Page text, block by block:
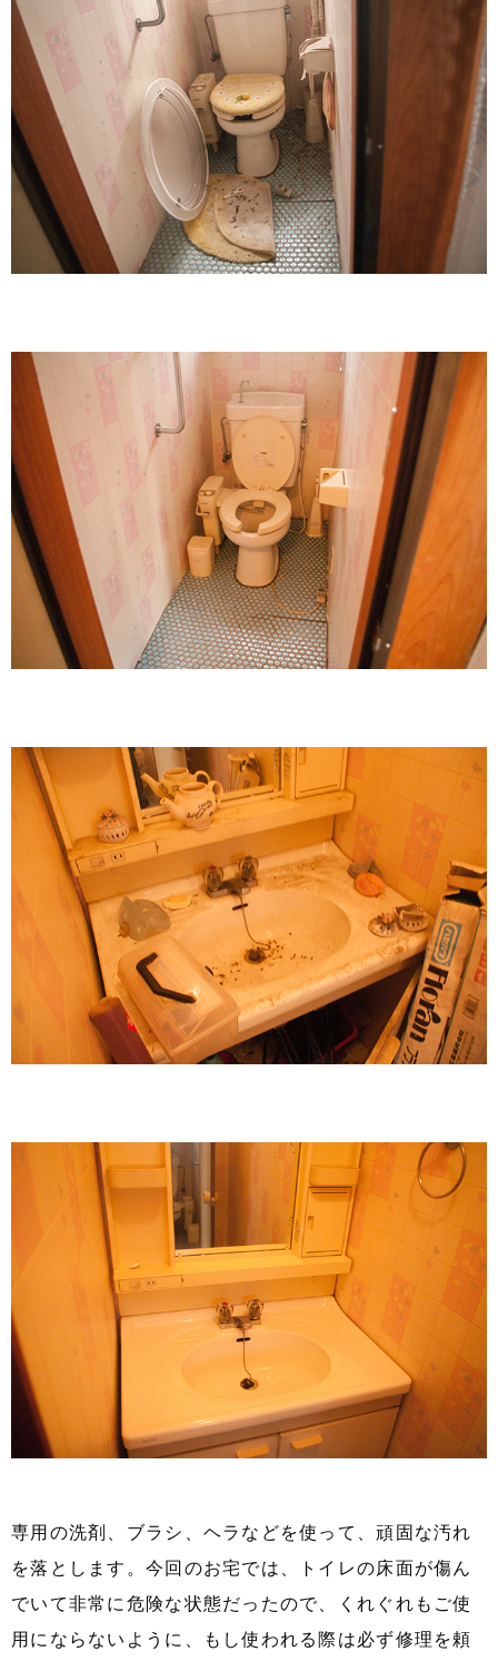
専用の洗剤、ブラシ、ヘラなどを使って、頑固な汚れ
を落とします。今回のお宅では、トイレの床面が傷ん
でいて非常に危険な状態だったので、くれぐれもご使
用にならないように、もし使われる際は必ず修理を頼